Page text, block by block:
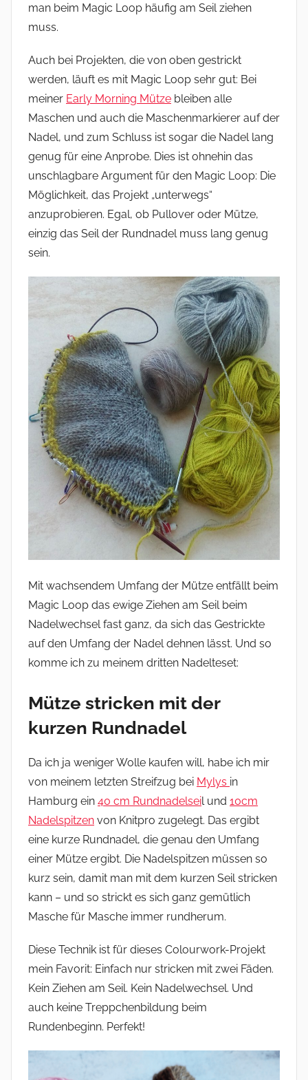
man beim Magic Loop häufig am Seil ziehen
muss.
Auch bei Projekten, die von oben gestrickt
werden, läuft es mit Magic Loop sehr gut: Bei
meiner Early Morning Mütze bleiben alle
Maschen und auch die Maschenmarkierer auf der
Nadel, und zum Schluss ist sogar die Nadel lang
genug für eine Anprobe. Dies ist ohnehin das
unschlagbare Argument für den Magic Loop: Die
Möglichkeit, das Projekt „unterwegs“
anzuprobieren. Egal, ob Pullover oder Mütze,
einzig das Seil der Rundnadel muss lang genug
sein.
Mit wachsendem Umfang der Mütze entfällt beim
Magic Loop das ewige Ziehen am Seil beim
Nadelwechsel fast ganz, da sich das Gestrickte
auf den Umfang der Nadel dehnen lässt. Und so
komme ich zu meinem dritten Nadelteset:
Mütze stricken mit der
kurzen Rundnadel
Da ich ja weniger Wolle kaufen will, habe ich mir
von meinem letzten Streifzug bei Mylys in
Hamburg ein 40 cm Rundnadelseil und 10cm
Nadelspitzen von Knitpro zugelegt. Das ergibt
eine kurze Rundnadel, die genau den Umfang
einer Mütze ergibt. Die Nadelspitzen müssen so
kurz sein, damit man mit dem kurzen Seil stricken
kann – und so strickt es sich ganz gemütlich
Masche für Masche immer rundherum.
Diese Technik ist für dieses Colourwork-Projekt
mein Favorit: Einfach nur stricken mit zwei Fäden.
Kein Ziehen am Seil. Kein Nadelwechsel. Und
auch keine Treppchenbildung beim
Rundenbeginn. Perfekt!